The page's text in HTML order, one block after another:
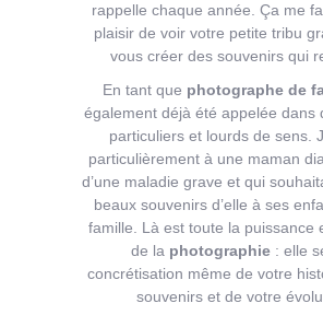
rappelle chaque année. Ça me
plaisir de voir votre petite tribu
vous créer des souvenirs qui
En tant que photographe de
également déjà été appelée dans
particuliers et lourds de sens.
particulièrement à une maman
d’une maladie grave et qui
beaux souvenirs d’elle à ses
famille. Là est toute la puissance
de la photographie: elle
concrétisation même de votre
souvenirs et de votre